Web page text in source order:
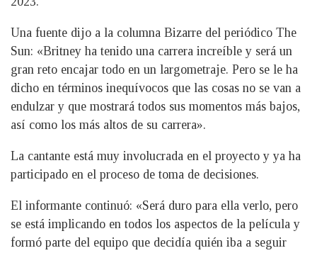
Una fuente dijo a la columna Bizarre del periódico The
Sun: «Britney ha tenido una carrera increíble y será un
gran reto encajar todo en un largometraje. Pero se le ha
dicho en términos inequívocos que las cosas no se van a
endulzar y que mostrará todos sus momentos más bajos,
así como los más altos de su carrera».
La cantante está muy involucrada en el proyecto y ya ha
participado en el proceso de toma de decisiones.
El informante continuó: «Será duro para ella verlo, pero
se está implicando en todos los aspectos de la película y
formó parte del equipo que decidía quién iba a seguir